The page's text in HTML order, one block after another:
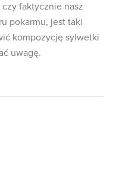
faktycznie nasz
pokarmu, jest taki
kompozycję sylwetki
uwagę.